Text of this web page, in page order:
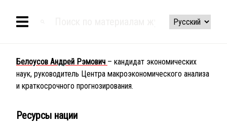
Белоусов Андрей Рэмович – кандидат экономических
наук, руководитель Центра макроэкономического анализа
и краткосрочного прогнозирования.
Ресурсы нации